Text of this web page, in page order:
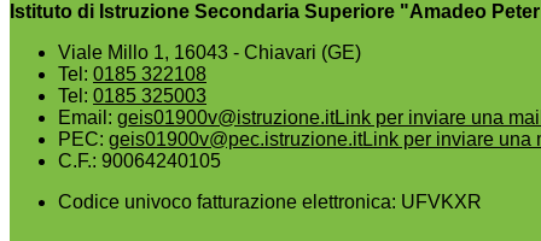
Istituto di Istruzione Secondaria Superiore "Amadeo
Viale Millo 1, 16043 - Chiavari (GE)
Tel: 0185 322108
Tel: 0185 325003
Email: geis01900v@istruzione.itLink per inviare una mail
PEC: geis01900v@pec.istruzione.itLink per inviare una
C.F.: 90064240105
Codice univoco fatturazione elettronica: UFVKXR